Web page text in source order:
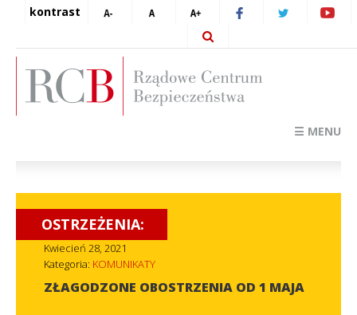
kontrast
☰ MENU
OSTRZEŻENIA:
Kwiecień 28, 2021
Kategoria: KOMUNIKATY
ZŁAGODZONE OBOSTRZENIA OD 1 MAJA